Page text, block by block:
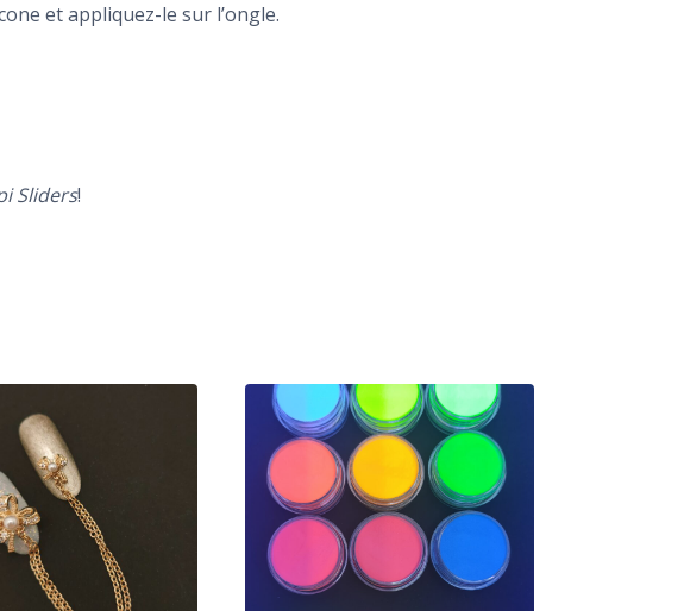
et appliquez-le sur l’ongle.
Sliders!